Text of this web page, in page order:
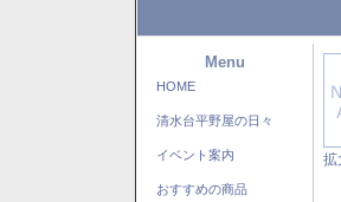
Menu
HOME
清水台平野屋の日々
イベント案内
おすすめの商品
拡